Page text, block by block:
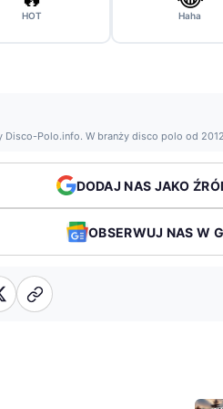
HOT Haha
Disco-Polo.info. W branży disco polo od
DODAJ NAS JAKO
OBSERWUJ NAS W